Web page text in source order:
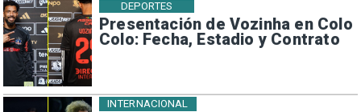
Presentación de Vozinha en Colo
Colo: Fecha, Estadio y Contrato
DEPORTES
INTERNACIONAL